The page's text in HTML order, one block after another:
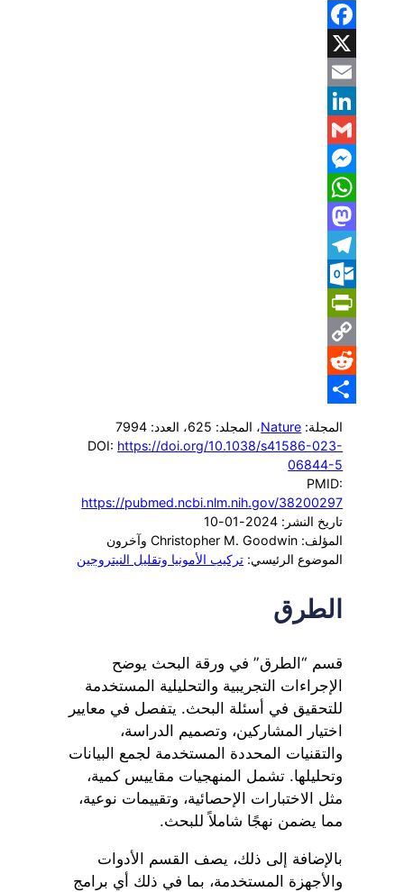
Facebook
X
Email
LinkedIn
Gmail
Messenger
WhatsApp
Mastodon
Telegram
Outlook.com
PrintFriendly
Copy
Link
Reddit
المجلة: Nature، المجلد: 625
، العدد: 7994
DOI: https://doi.org/10.1038/s41586-023-
06844-5
PMID:
https://pubmed.ncbi.nlm.nih.gov/38200297
تاريخ النشر: 2024-01-10
المؤلف: Christopher M. Goodwin وآخرون
الموضوع الرئيسي: تركيب الأمونيا وتقليل النيتروجين
الطرق
قسم “الطرق” في ورقة البحث يوضح
الإجراءات التجريبية والتحليلية المستخدمة
للتحقيق في أسئلة البحث. يتفصل في معايير
اختيار المشاركين، وتصميم الدراسة،
والتقنيات المحددة المستخدمة لجمع البيانات
وتحليلها. تشمل المنهجيات مقاييس كمية،
مثل الاختبارات الإحصائية، وتقييمات نوعية،
مما يضمن نهجًا شاملاً للبحث.
بالإضافة إلى ذلك، يصف القسم الأدوات
والأجهزة المستخدمة، بما في ذلك أي برامج